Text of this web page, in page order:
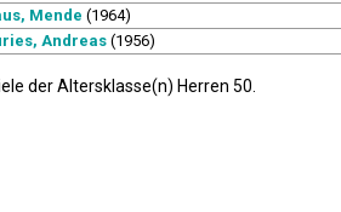
Mende (1964)
Andreas(1956)
der Altersklasse(n) Herren 50.